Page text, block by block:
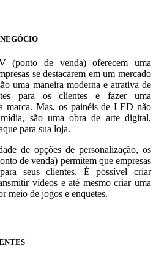
(ponto de venda) oferecem uma
se destacarem em um mercado
uma maneira moderna e atrativa de
para os clientes e fazer uma
marca. Mas, os painéis de LED não
são uma obra de arte digital,
para sua loja.
de opções de personalização, os
de venda) permitem que empresas
seus clientes. É possível criar
vídeos e até mesmo criar uma
meio de jogos e enquetes.